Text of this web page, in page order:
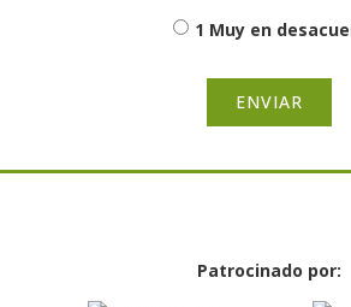
1 Muy en
ENVIAR
Patrocinado por: